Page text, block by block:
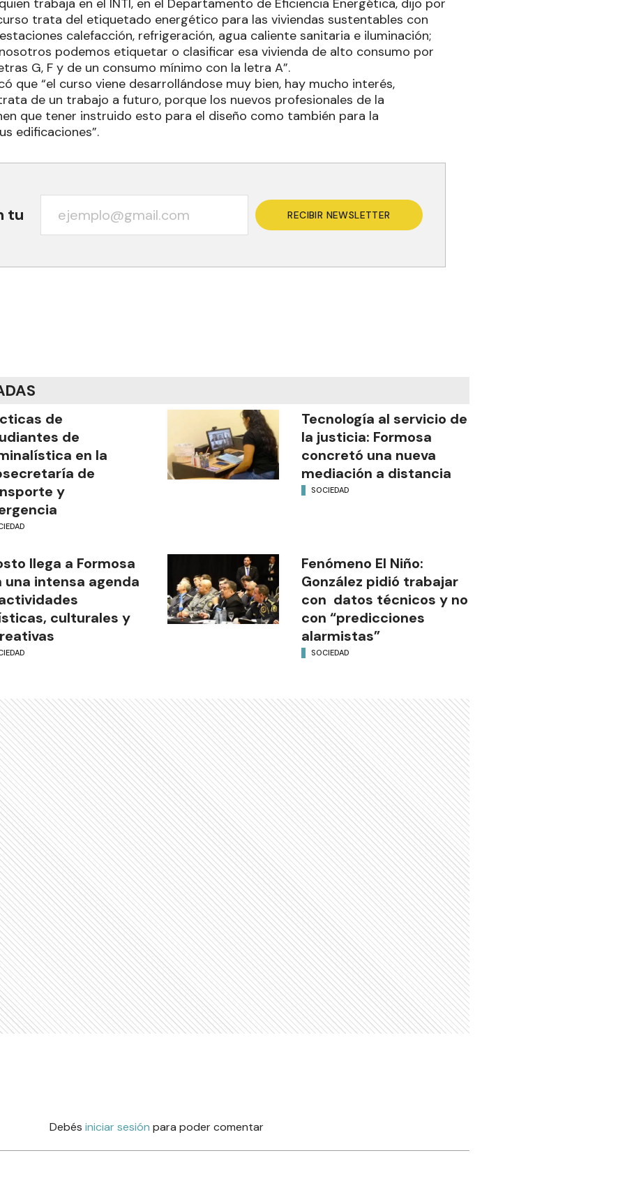
trabaja en el INTI, en el Departamento de Eficiencia Energética, dijo por
trata del etiquetado energético para las viviendas sustentables con
calefacción, refrigeración, agua caliente sanitaria e iluminación;
podemos etiquetar o clasificar esa vivienda de alto consumo por
G, F y de un consumo mínimo con la letra A”.
que “el curso viene desarrollándose muy bien, hay mucho interés,
de un trabajo a futuro, porque los nuevos profesionales de la
que tener instruido esto para el diseño como también para la
edificaciones”.
tu RECIBIR NEWSLETTER
de
de
en la
de
y
Tecnología al servicio de
la justicia: Formosa
concretó una nueva
mediación a distancia
SOCIEDAD
llega a Formosa
una intensa agenda
culturales y
Fenómeno El Niño:
González pidió trabajar
con datos técnicos y no
con “predicciones
alarmistas”
SOCIEDAD
Debés iniciar sesión para poder comentar